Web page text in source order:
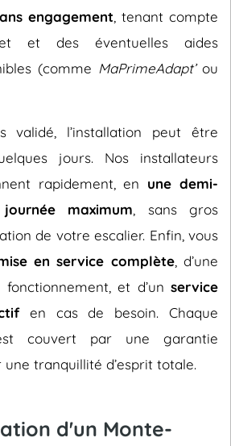
engagement , tenant compte
et des éventuelles aides
(comme MaPrimeAdapt’ou
validé, l’installation peut être
jours. Nos installateurs
rapidement, en une demi-
maximum , sans gros
de votre escalier. Enfin, vous
en service complète, d’une
et d’un service
en cas de besoin. Chaque
couvert par une garantie
tranquillité d’esprit totale.
d'un Monte-